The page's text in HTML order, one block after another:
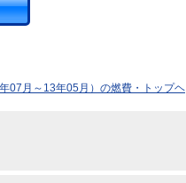
07月～13年05月）の燃費・トップヘ